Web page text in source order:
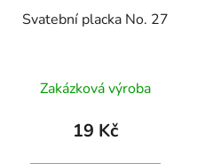
Svatební placka No. 27
Zakázková výroba
19 Kč